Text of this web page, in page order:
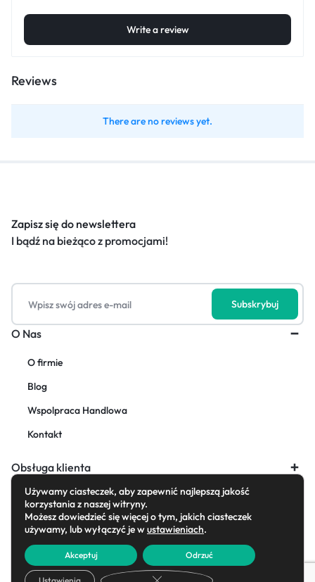
Write a review
Reviews
There are no reviews yet.
Zapisz się do newslettera
I bądź na bieżąco z promocjami!
O Nas
O firmie
Blog
Wspolpraca Handlowa
Kontakt
Obsługa klienta
Copyright © 2026 AdornFirany, All rights reserved.
Używamy ciasteczek, aby zapewnić najlepszą jakość
korzystania z naszej witryny.
Możesz dowiedzieć się więcej o tym, jakich ciasteczek
używamy, lub wyłączyć je wustawieniach.
Akceptuj Odrzuć
Zamknij panel powiadomień o